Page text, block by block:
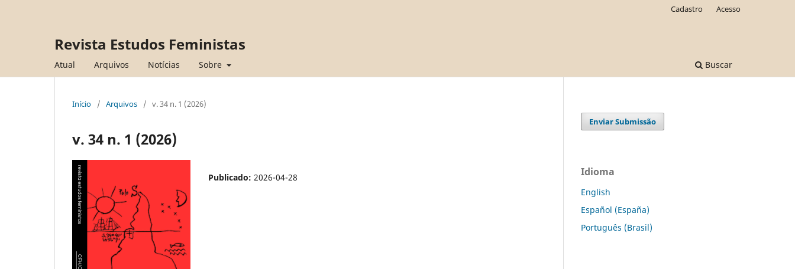
Revista Estudos Feministas
Atual Arquivos Notícias Sobre Buscar
Cadastro Acesso
Início / Arquivos / v. 34 n. 1 (2026)
v. 34 n. 1 (2026)
Publicado: 2026-04-28
Enviar Submissão
Idioma
English
Español (España)
Português (Brasil)